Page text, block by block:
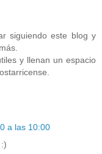
siguiendo este blog y
y llenan un espacio
a las 10:00